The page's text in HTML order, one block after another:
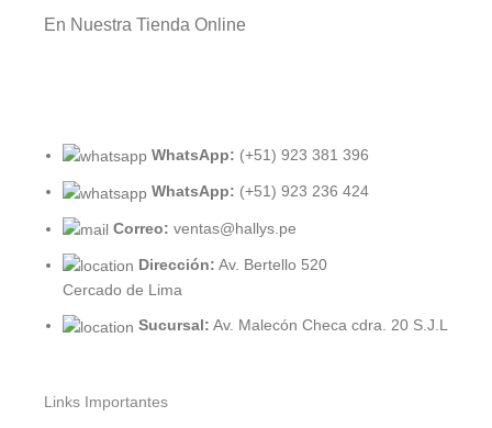
En Nuestra Tienda Online
WhatsApp: (+51) 923 381 396
WhatsApp: (+51) 923 236 424
Correo: ventas@hallys.pe
Dirección: Av. Bertello 520
Cercado de Lima
Sucursal: Av. Malecón Checa cdra. 20 S.J.L
Links Importantes